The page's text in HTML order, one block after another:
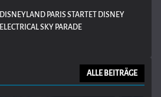
DISNEYLAND PARIS STARTET DISNEY
ELECTRICAL SKY PARADE
ALLE BEITRÄGE